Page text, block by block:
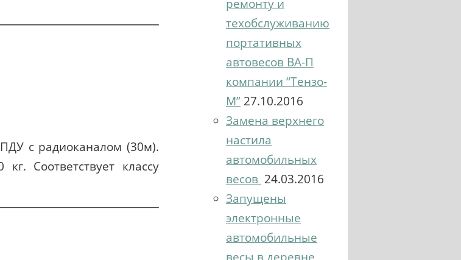
с радиоканалом (30м).
Соответствует классу
ремонту и
техобслуживанию
портативных
автовесов ВА-П
компании “Тензо-
М” 27.10.2016
Замена верхнего
настила
автомобильных
весов 24.03.2016
Запущены
электронные
автомобильные